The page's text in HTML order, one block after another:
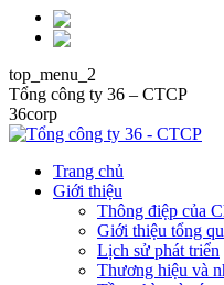
top_menu_2
Tổng công ty 36 – CTCP
36corp
Trang chủ
Giới thiệu
Thông điệp của
Giới thiệu tổng
Lịch sử phát triển
Thương hiệu và